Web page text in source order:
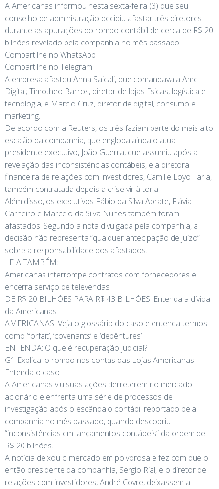
A Americanas informou nesta sexta-feira (3) que seu
conselho de administração decidiu afastar três diretores
durante as apurações do rombo contábil de cerca de R$ 20
bilhões revelado pela companhia no mês passado.
Compartilhe no WhatsApp
Compartilhe no Telegram
A empresa afastou Anna Saicali, que comandava a Ame
Digital; Timotheo Barros, diretor de lojas físicas, logística e
tecnologia; e Marcio Cruz, diretor de digital, consumo e
marketing.
De acordo com a Reuters, os três faziam parte do mais alto
escalão da companhia, que engloba ainda o atual
presidente-executivo, João Guerra, que assumiu após a
revelação das inconsistências contábeis, e a diretora
financeira de relações com investidores, Camille Loyo Faria,
também contratada depois a crise vir à tona.
Além disso, os executivos Fábio da Silva Abrate, Flávia
Carneiro e Marcelo da Silva Nunes também foram
afastados. Segundo a nota divulgada pela companhia, a
decisão não representa “qualquer antecipação de juízo”
sobre a responsabilidade dos afastados.
LEIA TAMBÉM:
Americanas interrompe contratos com fornecedores e
encerra serviço de televendas
DE R$ 20 BILHÕES PARA R$ 43 BILHÕES: Entenda a dívida
da Americanas
AMERICANAS: Veja o glossário do caso e entenda termos
como ‘forfait’, ‘covenants’ e ‘debêntures’
ENTENDA: O que é recuperação judicial?
G1 Explica: o rombo nas contas das Lojas Americanas
Entenda o caso
A Americanas viu suas ações derreterem no mercado
acionário e enfrenta uma série de processos de
investigação após o escândalo contábil reportado pela
companhia no mês passado, quando descobriu
“inconsistências em lançamentos contábeis” da ordem de
R$ 20 bilhões.
A notícia deixou o mercado em polvorosa e fez com que o
então presidente da companhia, Sergio Rial, e o diretor de
relações com investidores, André Covre, deixassem a